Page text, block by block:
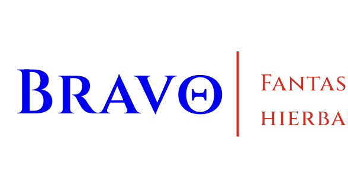
Bravo